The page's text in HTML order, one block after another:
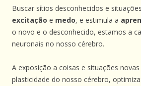
Buscar sítios desconhecidos e
excitação e medo, e estimula a
o novo e o desconhecido, estamos a
neuronais no nosso cérebro.
A exposição a coisas e situações
plasticidade do nosso cérebro,